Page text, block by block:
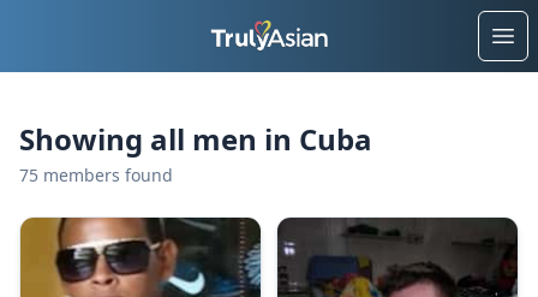
Showing all men in Cuba
75 members found